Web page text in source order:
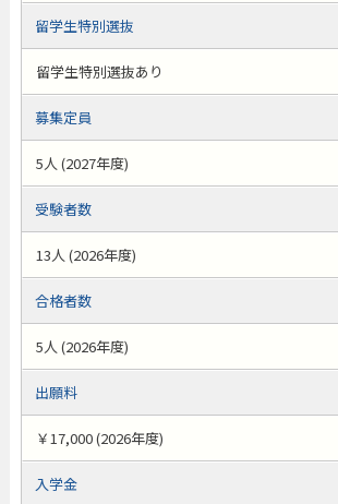
留学生特別選抜
留学生特別選抜あり
募集定員
5人 (2027年度)
受験者数
13人 (2026年度)
合格者数
5人 (2026年度)
出願料
￥17,000 (2026年度)
入学金